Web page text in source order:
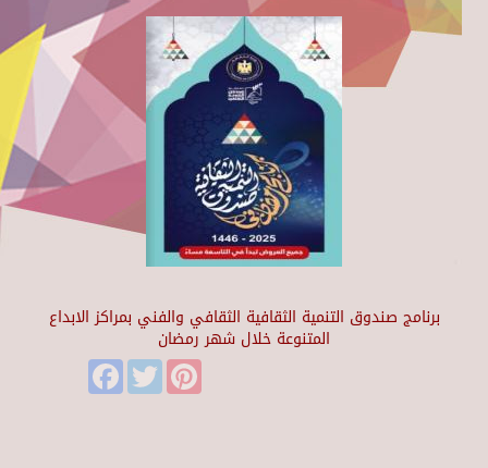
برنامج صندوق التنمية الثقافية الثقافي والفني بمراكز الابداع
المتنوعة خلال شهر رمضان
FacebookTwitter